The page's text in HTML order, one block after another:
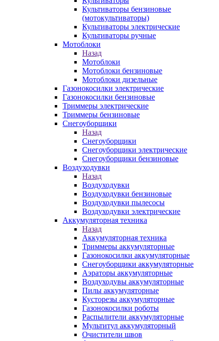
Культиваторы бензиновые
(мотокультиваторы)
Культиваторы электрические
Культиваторы ручные
Мотоблоки
Назад
Мотоблоки
Мотоблоки бензиновые
Мотоблоки дизельные
Газонокосилки электрические
Газонокосилки бензиновые
Триммеры электрические
Триммеры бензиновые
Снегоуборщики
Назад
Снегоуборщики
Снегоуборщики электрические
Снегоуборщики бензиновые
Воздуходувки
Назад
Воздуходувки
Воздуходувки бензиновые
Воздуходувки пылесосы
Воздуходувки электрические
Аккумуляторная техника
Назад
Аккумуляторная техника
Триммеры аккумуляторные
Газонокосилки аккумуляторные
Снегоуборщики аккумуляторные
Аэраторы аккумуляторные
Воздуходувы аккумуляторные
Пилы аккумуляторные
Кусторезы аккумуляторные
Газонокосилки роботы
Распылители аккумуляторные
Мультитул аккумуляторный
Очистители швов